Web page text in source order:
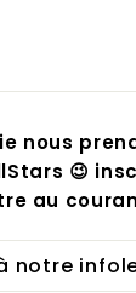
nous
😉
au